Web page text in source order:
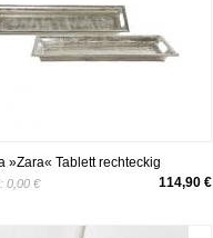
»Zara« Tablett rechteckig
cm
0,00 € 114,90 €